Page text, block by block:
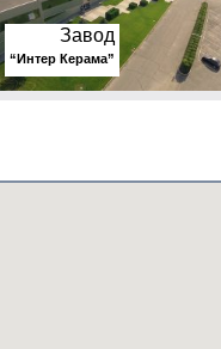
Завод
“Интер Керама”